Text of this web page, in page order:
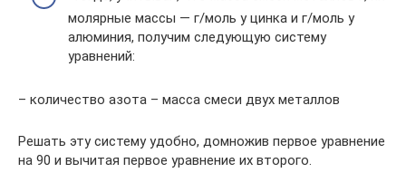
молярные массы — г/моль у цинка и г/моль у
алюминия, получим следующую систему
уравнений:
– количество азота – масса смеси двух металлов
Решать эту систему удобно, домножив первое уравнение
на 90 и вычитая первое уравнение их второго.